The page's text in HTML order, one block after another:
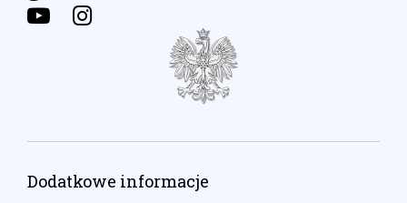
Dodatkowe informacje